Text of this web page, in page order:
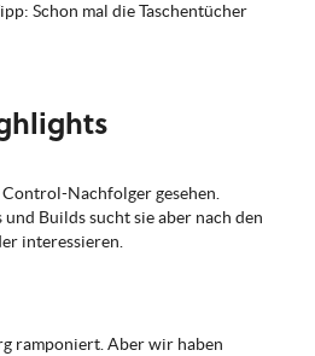
Schon mal die Taschentücher
Nachfolger gesehen.
Builds sucht sie aber nach den
interessieren.
ramponiert. Aber wir haben